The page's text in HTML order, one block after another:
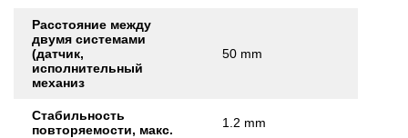
Расстояние между
двумя системами
(датчик,
исполнительный
механиз
50 mm
Стабильность
повторяемости, макс.
1.2 mm